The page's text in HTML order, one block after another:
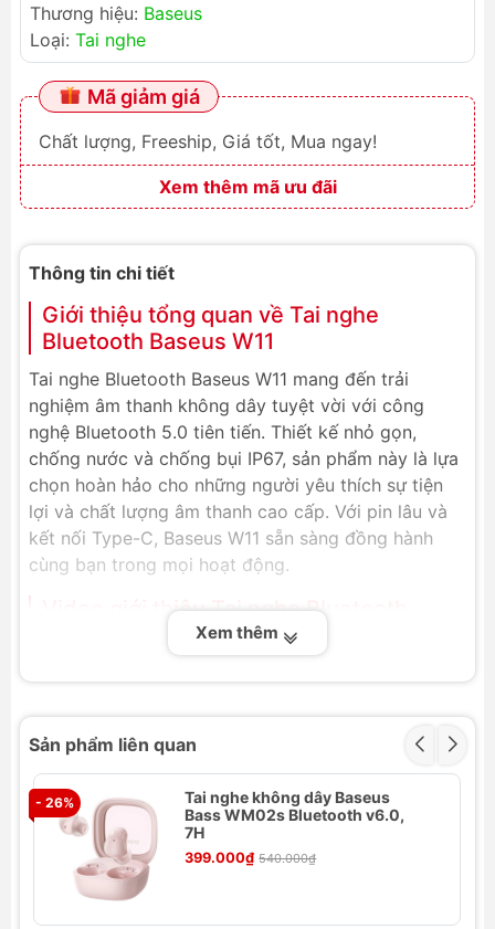
Thương hiệu: Baseus
Loại: Tai nghe
Mã giảm giá
Chất lượng, Freeship, Giá tốt, Mua ngay!
Xem thêm mã ưu đãi
Thông tin chi tiết
Giới thiệu tổng quan về Tai nghe
Bluetooth Baseus W11
Tai nghe Bluetooth Baseus W11 mang đến trải
nghiệm âm thanh không dây tuyệt vời với công
nghệ Bluetooth 5.0 tiên tiến. Thiết kế nhỏ gọn,
chống nước và chống bụi IP67, sản phẩm này là lựa
chọn hoàn hảo cho những người yêu thích sự tiện
lợi và chất lượng âm thanh cao cấp. Với pin lâu và
kết nối Type-C, Baseus W11 sẵn sàng đồng hành
cùng bạn trong mọi hoạt động.
Video giới thiệu Tai nghe Bluetooth
Xem thêm
Sản phẩm liên quan
- 26%
Tai nghe không dây Baseus
Bass WM02s Bluetooth v6.0,
7H
399.000₫ 540.000₫